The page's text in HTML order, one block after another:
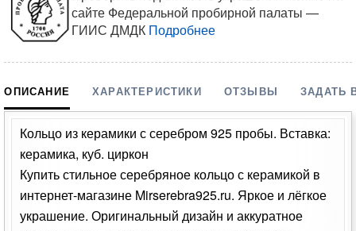
сайте Федеральной пробирной палаты —
ГИИС ДМДК Подробнее
ОПИСАНИЕ ХАРАКТЕРИСТИКИ ОТЗЫВЫ ЗАДАТЬ
Кольцо из керамики с серебром 925 пробы. Вставка:
керамика, куб. циркон
Купить стильное серебряное кольцо с керамикой в
интернет-магазине Mirserebra925.ru. Яркое и лёгкое
украшение. Оригинальный дизайн и аккуратное